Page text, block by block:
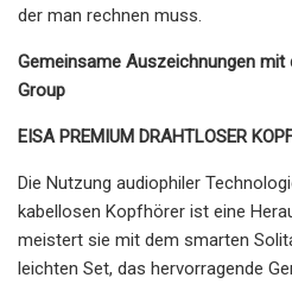
der man rechnen muss.
Gemeinsame Auszeichnungen mit
Group
EISA PREMIUM DRAHTLOSER
Die Nutzung audiophiler
kabellosen Kopfhörer ist eine
meistert sie mit dem smarten
leichten Set, das hervorragende